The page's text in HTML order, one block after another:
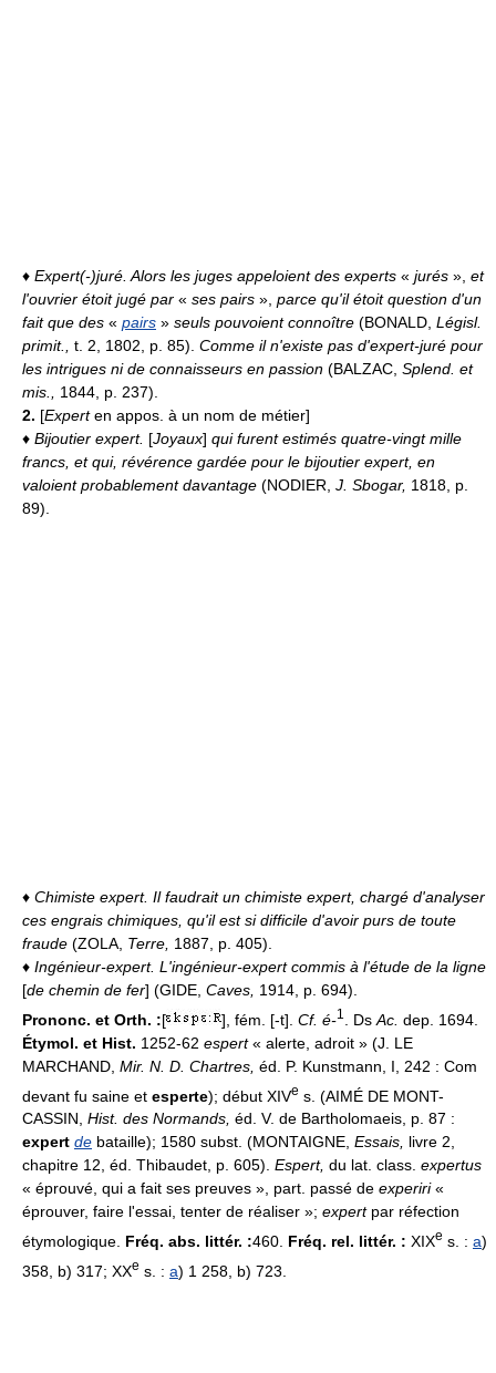
♦ Expert(-)juré. Alors les juges appeloient des experts « jurés », et
l'ouvrier étoit jugé par « ses pairs », parce qu'il étoit question d'un
fait que des « pairs » seuls pouvoient connoître (BONALD, Législ.
primit., t. 2, 1802, p. 85). Comme il n'existe pas d'expert-juré pour
les intrigues ni de connaisseurs en passion (BALZAC, Splend. et
mis., 1844, p. 237).
2. [Experten appos. à un nom de métier]
♦ Bijoutier expert. [Joyaux] qui furent estimés quatre-vingt mille
francs, et qui, révérence gardée pour le bijoutier expert, en
valoient probablement davantage (NODIER, J. Sbogar, 1818, p.
89).
♦ Chimiste expert. Il faudrait un chimiste expert, chargé d'analyser
ces engrais chimiques, qu'il est si difficile d'avoir purs de toute
fraude (ZOLA, Terre, 1887, p. 405).
♦ Ingénieur-expert. L'ingénieur-expert commis à l'étude de la ligne
[de chemin de fer] (GIDE, Caves, 1914, p. 694).
Prononc. et Orth. :[ ], fém. [-t]. Cf. é-1 . Ds Ac. dep. 1694.
Étymol. et Hist. 1252-62 espert« alerte, adroit » (J. LE
MARCHAND, Mir. N. D. Chartres, éd. P. Kunstmann, I, 242 : Com
devant fu saine et esperte); début XIVe s. (AIMÉ DE MONT-
CASSIN, Hist. des Normands, éd. V. de Bartholomaeis, p. 87 :
expert de bataille); 1580 subst. (MONTAIGNE, Essais, livre 2,
chapitre 12, éd. Thibaudet, p. 605). Espert, du lat. class. expertus
« éprouvé, qui a fait ses preuves », part. passé de experiri«
éprouver, faire l'essai, tenter de réaliser »; expertpar réfection
étymologique. Fréq. abs. littér. :460. Fréq. rel. littér. : XIXe s. : a)
358, b) 317; XXe s. : a) 1 258, b) 723.